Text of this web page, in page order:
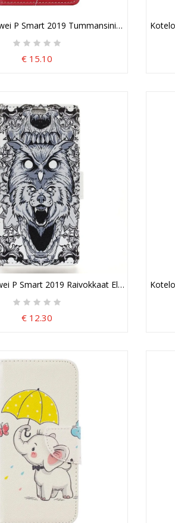
P Smart 2019 Tummansininen
€ 15.10
Vaikutus Suojakuori
P Smart 2019 Raivokkaat Eläimet
€ 12.30